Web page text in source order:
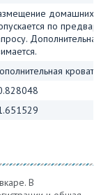
домашних
по
В